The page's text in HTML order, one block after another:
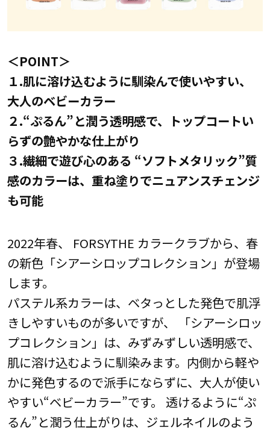
＜POINT＞
１.肌に溶け込むように馴染んで使いやすい、
大人のベビーカラー
２.“ぷるん”と潤う透明感で、トップコートい
らずの艶やかな仕上がり
３.繊細で遊び心のある “ソフトメタリック”質
感のカラーは、重ね塗りでニュアンスチェンジ
も可能
2022年春、 FORSYTHE カラークラブから、春
の新色「シアーシロップコレクション」が登場
します。
パステル系カラーは、ベタっとした発色で肌浮
きしやすいものが多いですが、 「シアーシロッ
プコレクション」は、みずみずしい透明感で、
肌に溶け込むように馴染みます。内側から軽や
かに発色するので派手にならずに、大人が使い
やすい“ベビーカラー”です。 透けるように“ぷ
るん”と潤う仕上がりは、ジェルネイルのよう